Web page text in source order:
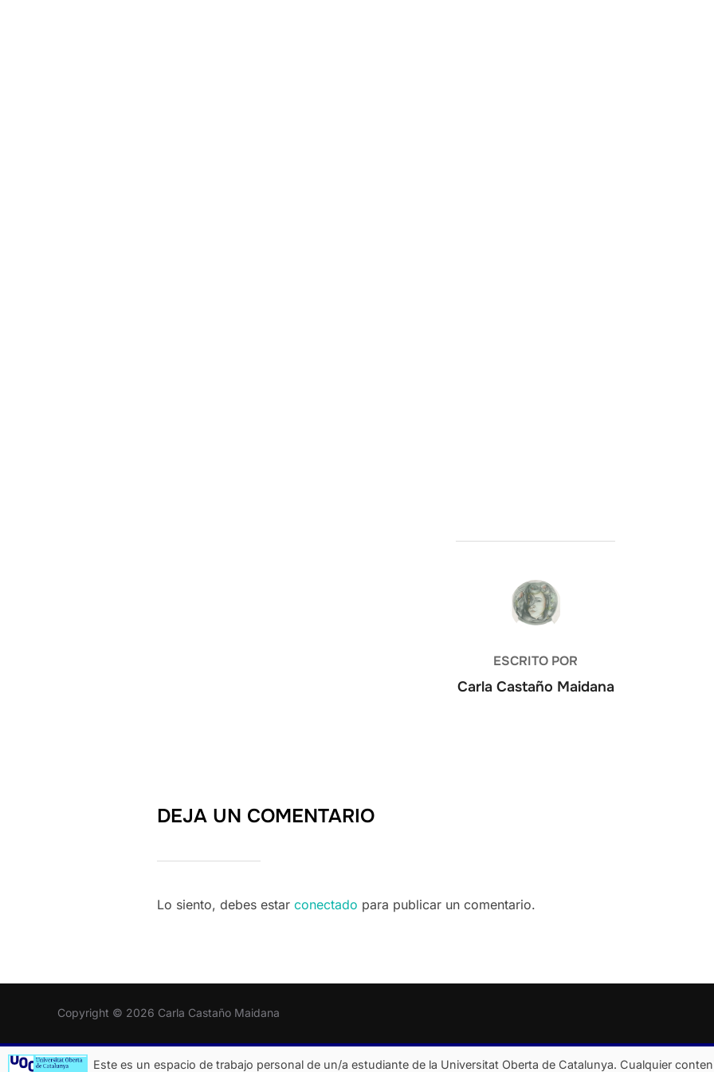
AUTOR DE LA PUBLICACIÓN
ESCRITO POR
Carla Castaño Maidana
DEJA UN COMENTARIO
Lo siento, debes estar conectado para publicar un comentario.
Copyright © 2026 Carla Castaño Maidana
Este es un espacio de trabajo personal de un/a estudiante de la Universitat Oberta de Catalunya. Cualquier